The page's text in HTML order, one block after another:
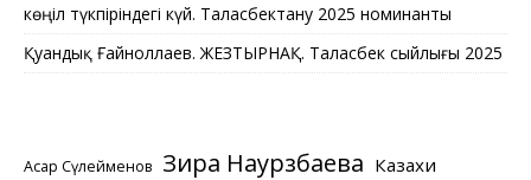
көңіл түкпіріндегі күй. Таласбектану 2025 номинанты
Қуандық Ғайноллаев. ЖЕЗТЫРНАҚ. Таласбек сыйлығы 2025
Асқар Сүлейменов Зира Наурзбаева Казахи